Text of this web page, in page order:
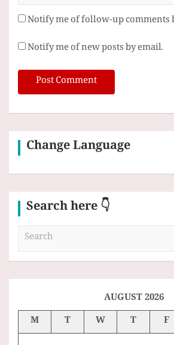
Notify me of follow-up comments
Notify me of new posts by email.
Change Language
Search here 👇
a
AUGUST 2026
M
T W T F